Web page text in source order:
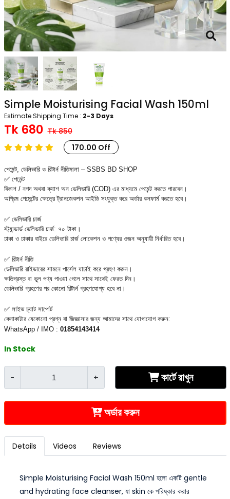
Simple Moisturising Facial Wash 150ml
Estimate Shipping Time : 2-3 Days
Tk 680 Tk 850
170.00 Off
পেমেন্ট, ডেলিভারি ও রিটার্ন নীতিমালা – SSBS BD SHOP
✅ পেমেন্ট
বিকাশ / নগদ অথবা ক্যাশ অন ডেলিভারি (COD) এর মাধ্যমে পেমেন্ট করতে পারবেন।
অগ্রিম পেমেন্টের ক্ষেত্রে ট্রানজেকশন আইডি সংযুক্ত করে অর্ডার কনফার্ম করতে হবে।
✅ ডেলিভারি চার্জ
স্ট্যান্ডার্ড ডেলিভারি চার্জ: ৭০ টাকা।
ঢাকা ও ঢাকার বাইরে ডেলিভারি চার্জ লোকেশন ও পণ্যের ওজন অনুযায়ী নির্ধারিত হবে।
✅ রিটার্ন নীতি
ডেলিভারি রাইডারের সামনে পার্সেল যাচাই করে গ্রহণ করুন।
ক্ষতিগ্রস্ত বা ভুল পণ্য পাওয়া গেলে সাথে সাথেই ফেরত দিন।
ডেলিভারি গ্রহণের পর কোনো রিটার্ন গ্রহণযোগ্য হবে না।
✅ লাইভ চ্যাট সাপোর্ট
কেনাকাটার যেকোনো প্রশ্ন বা জিজ্ঞাসার জন্য আমাদের সাথে যোগাযোগ করুন:
WhatsApp / IMO : 01854143414
In Stock
- + কার্টে রাখুন
অর্ডার করুন
Details Videos Reviews
Simple Moisturising Facial Wash 150ml হলো একটি gentle
and hydrating face cleanser, যা skin কে পরিষ্কার করার